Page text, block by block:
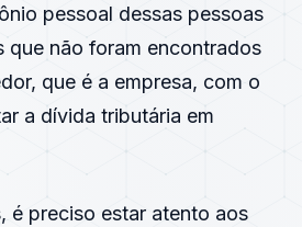
pessoal dessas pessoas
que não foram encontrados
que é a empresa, com o
a dívida tributária em
é preciso estar atento aos